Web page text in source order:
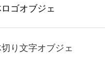
ゴオブジェ
り文字オブジェ